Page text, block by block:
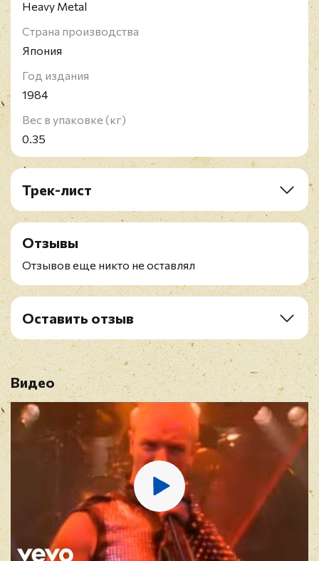
Heavy Metal
Страна производства
Япония
Год издания
1984
Вес в упаковке (кг)
0.35
Трек-лист
A1. Freewheel Burning
A2. Jawbreaker
A3. Rock Hard Ride Free
A4. The Sentinel
B2. Eat Me Alive
B3. Some Heads Are Gonna Roll
B4. Night Comes Down
B5. Heavy Duty
B6. Defenders Of The Faith
Отзывы
Отзывов еще никто не оставлял
Оставить отзыв
Имя*
*
Отзыв*
Видео